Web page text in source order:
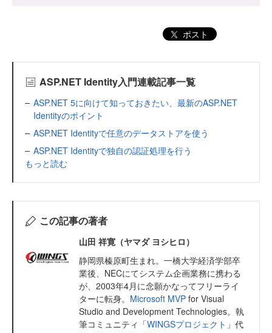
ポスト
ASP.NET Identity入門連載記事一覧
ASP.NET 5に向けて知っておきたい、最新のASP.NET
Identityのポイント
ASP.NET Identityで任意のデータストアを使う
ASP.NET Identityで独自の認証処理を行う
もっと読む
この記事の著者
山田 祥寛（ヤマダ ヨシヒロ）
静岡県榛原町生まれ。一橋大学経済学部卒
業後、NECにてシステム企画業務に携わる
が、2003年4月に念願かなってフリーライ
ターに転身。 Microsoft MVP for Visual
Studio and Development Technologies。執
筆コミュニティ「WINGSプロジェクト 」代